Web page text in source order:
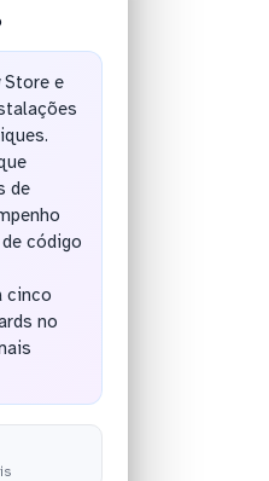
Store e
de
código
cinco
no